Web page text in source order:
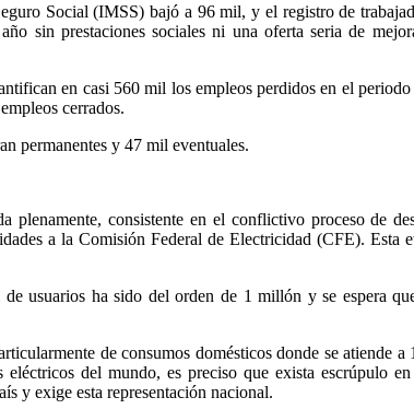
Social (IMSS) bajó a 96 mil, y el registro de
sin prestaciones sociales ni una oferta seria de
en casi 560 mil los empleos perdidos en el periodo
cerrados.
permanentes y 47 mil eventuales.
plenamente, consistente en el conflictivo proceso de
a la Comisión Federal de Electricidad (CFE). Esta
usuarios ha sido del orden de 1 millón y se espera
de consumos domésticos donde se atiende a
del mundo, es preciso que exista escrúpulo
y exige esta representación nacional.